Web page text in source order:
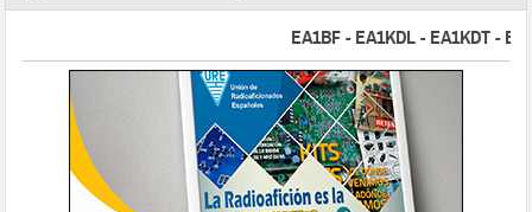
EA1BF - EA1KDL - EA1KDT -